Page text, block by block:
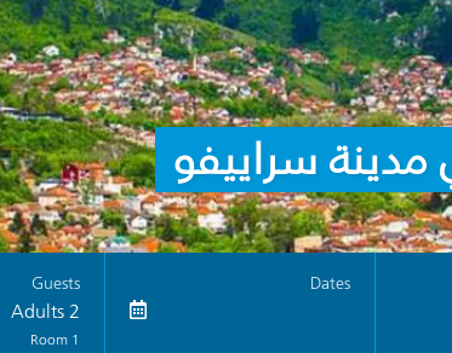
سراييفو
Dates
Guests
2 Adults
1 Room